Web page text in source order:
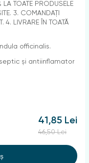
LA TOATE PRODUSELE
3. COMANDAȚI
4. LIVRARE ÎN TOATĂ
officinalis.
și antiinflamator
41,85 Lei
46,50 Lei